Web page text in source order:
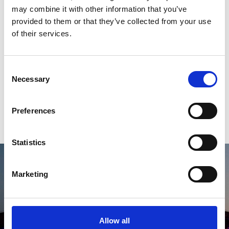
may combine it with other information that you’ve
provided to them or that they’ve collected from your use
of their services.
Selection
Necessary
Preferences
Statistics
Marketing
Allow all
Bereichern Sie Ihren Aufenthalt
mit Erlebnissen, die zu Ihrem
Reisestil passen